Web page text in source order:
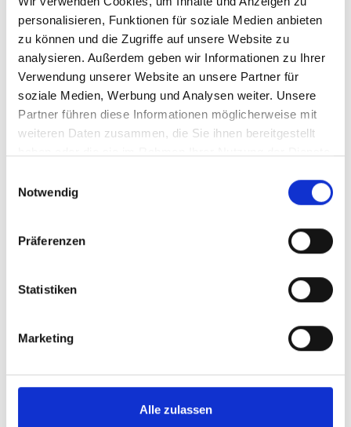
personalisieren, Funktionen für soziale Medien anbieten
zu können und die Zugriffe auf unsere Website zu
analysieren. Außerdem geben wir Informationen zu Ihrer
Verwendung unserer Website an unsere Partner für
soziale Medien, Werbung und Analysen weiter. Unsere
Partner führen diese Informationen möglicherweise mit
weiteren Daten zusammen, die Sie ihnen bereitgestellt
Notwendig
Präferenzen
Statistiken
Marketing
Alle zulassen